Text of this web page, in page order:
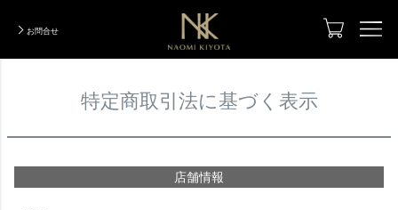
お問合せ
特定商取引法に基づく表示
店舗情報